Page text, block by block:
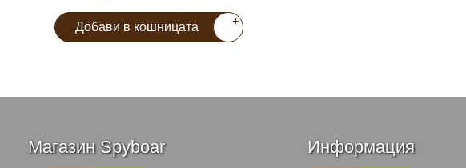
Добави в кошницата +
Магазин Spyboar Информация